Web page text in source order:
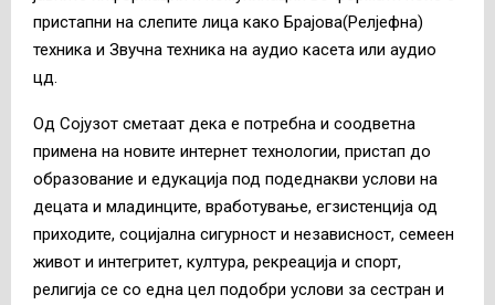
пристапни на слепите лица како Брајова(Релјефна)
техника и Звучна техника на аудио касета или аудио
цд.
Од Сојузот сметаат дека е потребна и соодветна
примена на новите интернет технологии, пристап до
образование и едукација под подеднакви услови на
децата и младинците, вработување, егзистенција од
приходите, социјална сигурност и независност, семеен
живот и интегритет, култура, рекреација и спорт,
религија се со една цел подобри услови за сестран и